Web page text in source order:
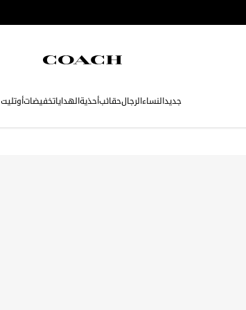
جديدالنساءالرجالحقائبأحذيةالهداياتخفيضاتأوتليت